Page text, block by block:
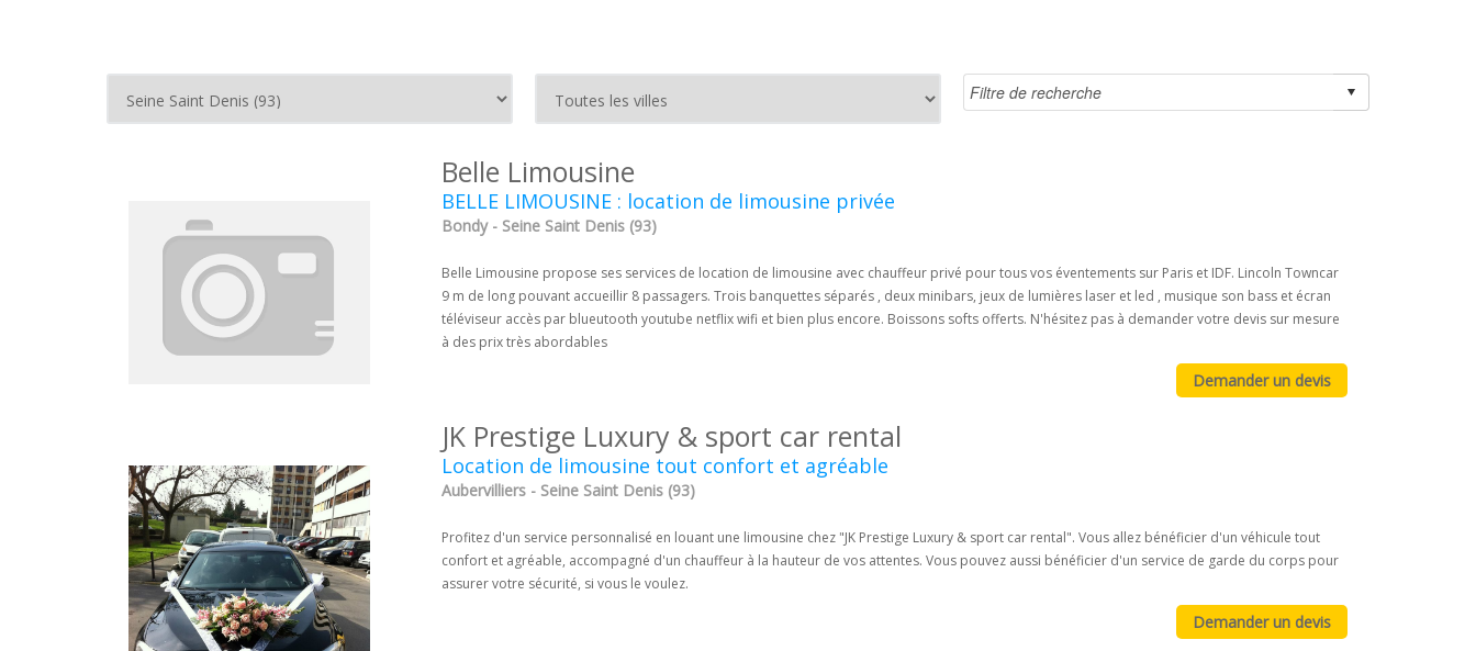
Belle Limousine
BELLE LIMOUSINE : location de limousine privée
Bondy - Seine Saint Denis (93)
Belle Limousine propose ses services de location de limousine avec chauffeur privé pour tous vos éventements sur Paris et IDF. Lincoln Towncar
9 m de long pouvant accueillir 8 passagers. Trois banquettes séparés , deux minibars, jeux de lumières laser et led , musique son bass et écran
téléviseur accès par blueutooth youtube netflix wifi et bien plus encore. Boissons softs offerts. N'hésitez pas à demander votre devis sur mesure
à des prix très abordables
JK Prestige Luxury & sport car rental
Location de limousine tout confort et agréable
Aubervilliers - Seine Saint Denis (93)
Profitez d'un service personnalisé en louant une limousine chez "JK Prestige Luxury & sport car rental". Vous allez bénéficier d'un véhicule tout
confort et agréable, accompagné d'un chauffeur à la hauteur de vos attentes. Vous pouvez aussi bénéficier d'un service de garde du corps pour
assurer votre sécurité, si vous le voulez.